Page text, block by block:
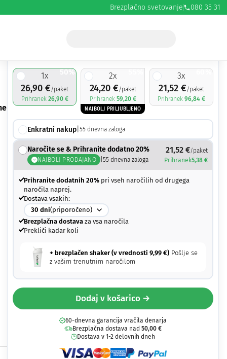
Brezplačno svetovanje 080 35 31
50%
1x
26,90€/paket
Prihranek 26,90 €
2x
24,20 €/paket
Prihranek 59,20 €
NAJBOLJ PRILJUBLJENO
60%
3x
21,52 €/paket
Prihranek 96,84 €
Enkratni nakup |55 dnevna zaloga
Naročite se & Prihranite dodatno 20%
NAJBOLJ PRODAJANO |55 dnevna zaloga
21,52 €/paket
Prihranek5,38 €
Prihranite dodatnih 20% pri vseh naročilih od drugega
naročila naprej.
Dostava vsakih:
30 dni(priporočeno)
Brezplačna dostava za vsa naročila
Prekliči kadar koli
+ brezplačen shaker (v vrednosti9,99€) Pošlje se
z vašim trenutnim naročilom
Dodaj v košarico →
60-dnevna garancija vračila denarja
Brezplačna dostava nad 50,00 €
Dostava v 1-2 delovnih dneh